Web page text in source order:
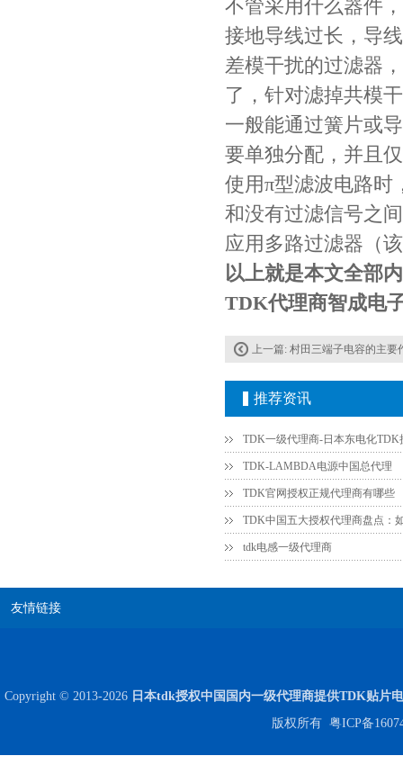
不管采用什么器件
接地导线过长，导
差模干扰的过滤器
了，针对滤掉共模
一般能通过簧片或
要单独分配，并且
使用π型滤波电路时
和没有过滤信号之
应用多路过滤器（
以上就是本文全部
TDK代理商智成电
上一篇: 村田三端子电容的主要
推荐资讯
TDK-LAMBDA电源中国总代理
TDK官网授权正规代理商有哪些
tdk电感一级代理商
友情链接
Copyright © 2013-2026 日本tdk授权中国国内一级代理商提供TDK贴片
版权所有 粤ICP备